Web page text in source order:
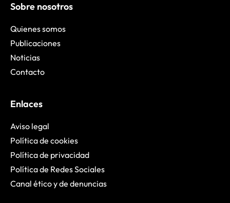
Sobre nosotros
Quienes somos
Publicaciones
Noticias
Contacto
Enlaces
Aviso legal
Política de cookies
Política de privacidad
Política de Redes Sociales
Canal ético y de denuncias